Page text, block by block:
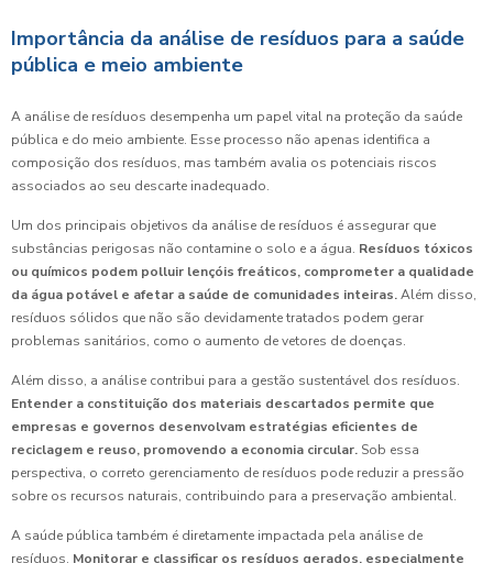
Importância da análise de resíduos para a saúde
pública e meio ambiente
A análise de resíduos desempenha um papel vital na proteção da saúde
pública e do meio ambiente. Esse processo não apenas identifica a
composição dos resíduos, mas também avalia os potenciais riscos
associados ao seu descarte inadequado.
Um dos principais objetivos da análise de resíduos é assegurar que
substâncias perigosas não contamine o solo e a água. Resíduos tóxicos
ou químicos podem polluir lençóis freáticos, comprometer a qualidade
da água potável e afetar a saúde de comunidades inteiras.Além disso,
resíduos sólidos que não são devidamente tratados podem gerar
problemas sanitários, como o aumento de vetores de doenças.
Além disso, a análise contribui para a gestão sustentável dos resíduos.
Entender a constituição dos materiais descartados permite que
empresas e governos desenvolvam estratégias eficientes de
reciclagem e reuso, promovendo a economia circular. Sob essa
perspectiva, o correto gerenciamento de resíduos pode reduzir a pressão
sobre os recursos naturais, contribuindo para a preservação ambiental.
A saúde pública também é diretamente impactada pela análise de
resíduos. Monitorar e classificar os resíduos gerados, especialmente